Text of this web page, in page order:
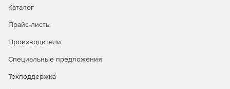
администрирование
Возможность удалённой установки ПО и
мониторинга
Каталог
Прайс-листы
Производители
Специальные предложения
Техподдержка